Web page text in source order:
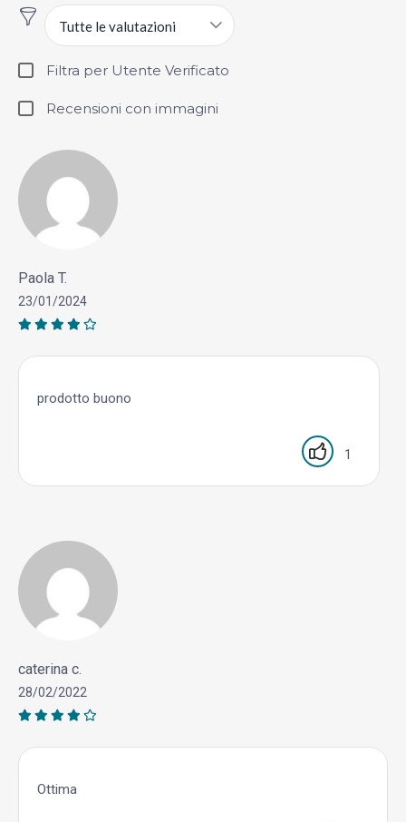
Tutte le valutazioni
Filtra per Utente Verificato
Recensioni con immagini
Paola T.
23/01/2024
prodotto buono
1
caterina c.
28/02/2022
Ottima